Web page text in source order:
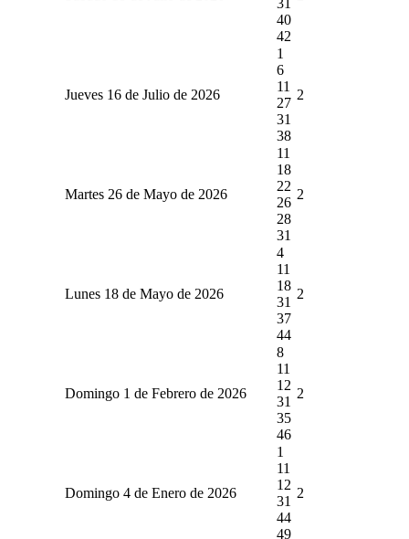
40
42
Jueves 16 de Julio de 2026
1
6
11
27
31
38
2
Martes 26 de Mayo de 2026
11
18
22
26
28
31
2
Lunes 18 de Mayo de 2026
4
11
18
31
37
44
2
Domingo 1 de Febrero de 2026
8
11
12
31
35
46
2
Domingo 4 de Enero de 2026
1
11
12
31
44
49
2